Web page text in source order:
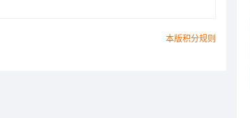
本版积分规则